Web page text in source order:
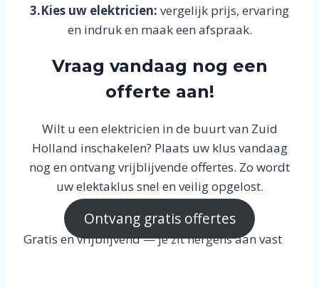
3.Kies uw elektricien: vergelijk prijs, ervaring
en indruk en maak een afspraak.
Vraag vandaag nog een
offerte aan!
Wilt u een elektricien in de buurt van Zuid
Holland inschakelen? Plaats uw klus vandaag
nog en ontvang vrijblijvende offertes. Zo wordt
uw elektaklus snel en veilig opgelost.
Ontvang gratis offertes
Gratis en vrijblijvend — je zit nergens aan vast